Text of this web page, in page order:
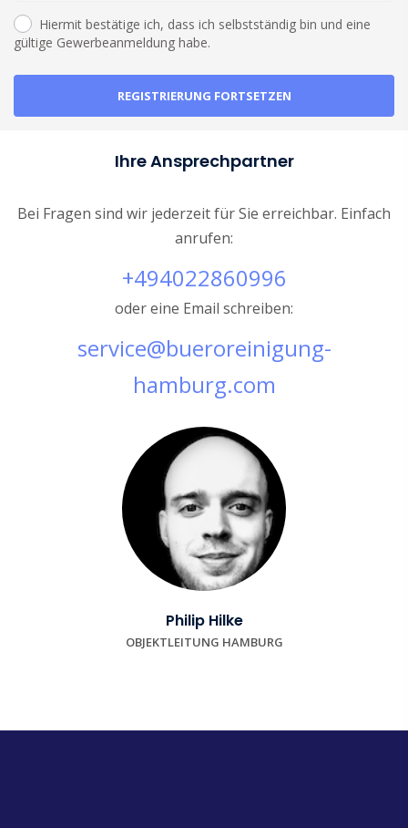
Hiermit bestätige ich, dass ich selbstständig bin und eine
gültige Gewerbeanmeldung habe.
Ihre Ansprechpartner
Bei Fragen sind wir jederzeit für Sie erreichbar. Einfach
anrufen:
+494022860996
oder eine Email schreiben:
service@bueroreinigung-
hamburg.com
Philip Hilke
OBJEKTLEITUNG HAMBURG